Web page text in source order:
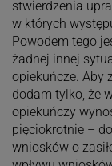
stwierdzenia
w których
Powodem tego
żadnej innej
opiekuńcze. Aby
dodam tylko, że
opiekuńczy
pięciokrotnie –
wniosków o